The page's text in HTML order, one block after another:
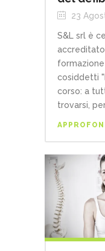
23
S&L srl è
formazione
cosiddetti
corso: a
trovarsi, per